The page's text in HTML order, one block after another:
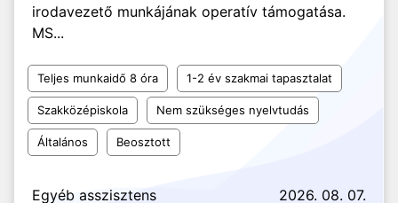
irodavezető munkájának operatív támogatása.
MS...
Teljes munkaidő 8 óra 1-2 év szakmai tapasztalat
Szakközépiskola Nem szükséges nyelvtudás
Általános Beosztott
Egyéb asszisztens 2026. 08. 07.